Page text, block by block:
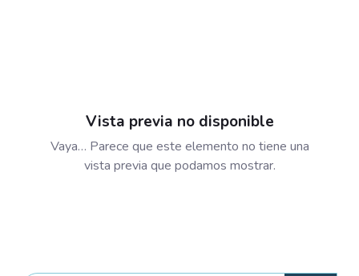
Vista previa no disponible
Vaya… Parece que este elemento no tiene una
vista previa que podamos mostrar.